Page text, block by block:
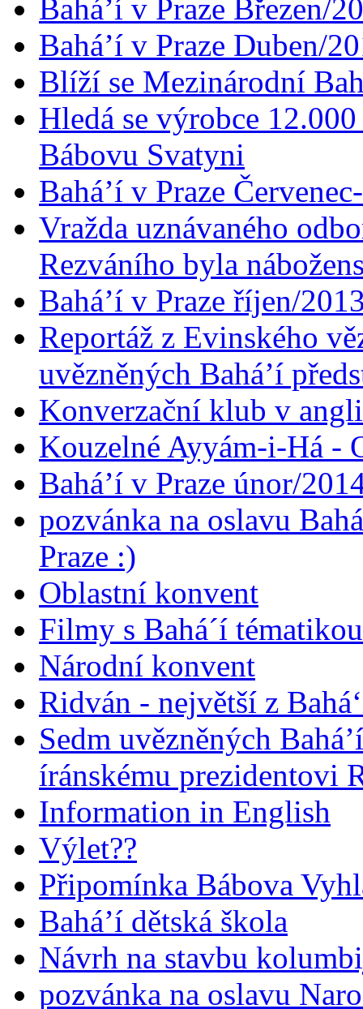
Bahá’í v Praze Březen/
Bahá’í v Praze Duben/
Blíží se Mezinárodní
Hledá se výrobce
Bábovu Svatyni
Bahá’í v Praze
Vražda uznávaného
Rezváního byla
Bahá’í v Praze říjen/
Reportáž z Evinského
uvězněných Bahá’í
Konverzační klub v
Kouzelné Ayyám-i-Há -
Bahá’í v Praze únor/
pozvánka na oslavu
Praze :)
Oblastní konvent
Filmy s Bahá´í
Národní konvent
Ridván - největší z
Sedm uvězněných
íránskému prezidentovi
Information in English
Výlet??
Připomínka Bábova
Bahá’í dětská škola
Návrh na stavbu
pozvánka na oslavu